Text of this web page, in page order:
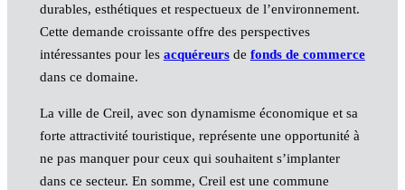
durables, esthétiques et respectueux de l’environnement.
Cette demande croissante offre des perspectives
intéressantes pour les acquéreursde fonds de commerce
dans ce domaine.
La ville de Creil, avec son dynamisme économique et sa
forte attractivité touristique, représente une opportunité à
ne pas manquer pour ceux qui souhaitent s’implanter
dans ce secteur. En somme, Creil est une commune